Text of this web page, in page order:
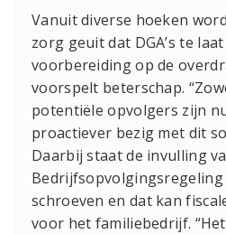
Vanuit diverse hoeken
zorg geuit dat DGA’s te
voorbereiding op de
voorspelt beterschap.
potentiële opvolgers zijn
proactiever bezig met dit
Daarbij staat de invulling
Bedrijfsopvolgingsregeling
schroeven en dat kan
voor het familiebedrijf.